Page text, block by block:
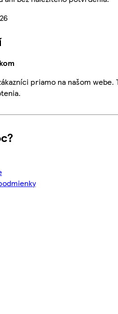
priamo na našom webe.